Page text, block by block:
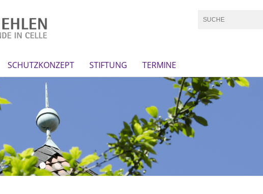
SCHUTZKONZEPT STIFTUNG TERMINE